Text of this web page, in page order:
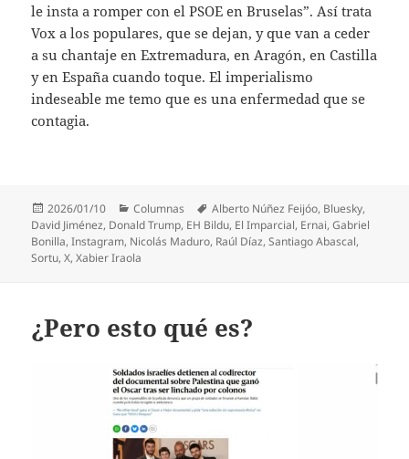
le insta a romper con el PSOE en Bruselas”. Así trata
Vox a los populares, que se dejan, y que van a ceder
a su chantaje en Extremadura, en Aragón, en Castilla
y en España cuando toque. El imperialismo
indeseable me temo que es una enfermedad que se
contagia.
Publicado
el
2026/01/10 Categorías
Columnas Etiquetas
Alberto Núñez Feijóo, Bluesky,
David Jiménez, Donald Trump, EH Bildu, El Imparcial, Ernai,Gabriel
Bonilla,Instagram, Nicolás Maduro, Raúl Díaz,Santiago Abascal,
Sortu,X,Xabier Iraola
¿Pero esto qué es?